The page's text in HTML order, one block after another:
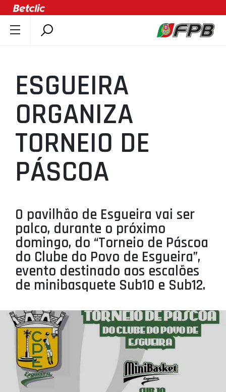
ÚLTIMAS
COMPETIÇÕES
ASSOCIAÇÕES
CLUBES
AGENTES
AGENDA
MINIBASQUETE
ÁREA TÉCNICA
PROJETOS
LIGA BETCLIC MASCULINA
LIGA BETCLIC FEMININA
ESGUEIRA
ORGANIZA
TORNEIO DE
PÁSCOA
O pavilhão de Esgueira vai ser
palco, durante o próximo
domingo, do “Torneio de Páscoa
do Clube do Povo de Esgueira”,
evento destinado aos escalões
de minibasquete Sub10 e Sub12.